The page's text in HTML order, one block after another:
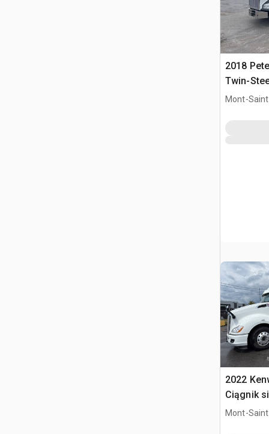
2018
Twin-
Mont-
2022
Ciągnik
kabiną
Mont-